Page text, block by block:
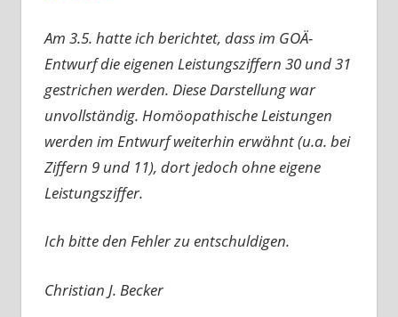
Am 3.5. hatte ich berichtet, dass im GOÄ-
Entwurf die eigenen Leistungsziffern 30 und 31
gestrichen werden. Diese Darstellung war
unvollständig. Homöopathische Leistungen
werden im Entwurf weiterhin erwähnt (u.a. bei
Ziffern 9 und 11), dort jedoch ohne eigene
Leistungsziffer.
Ich bitte den Fehler zu entschuldigen.
Christian J. Becker